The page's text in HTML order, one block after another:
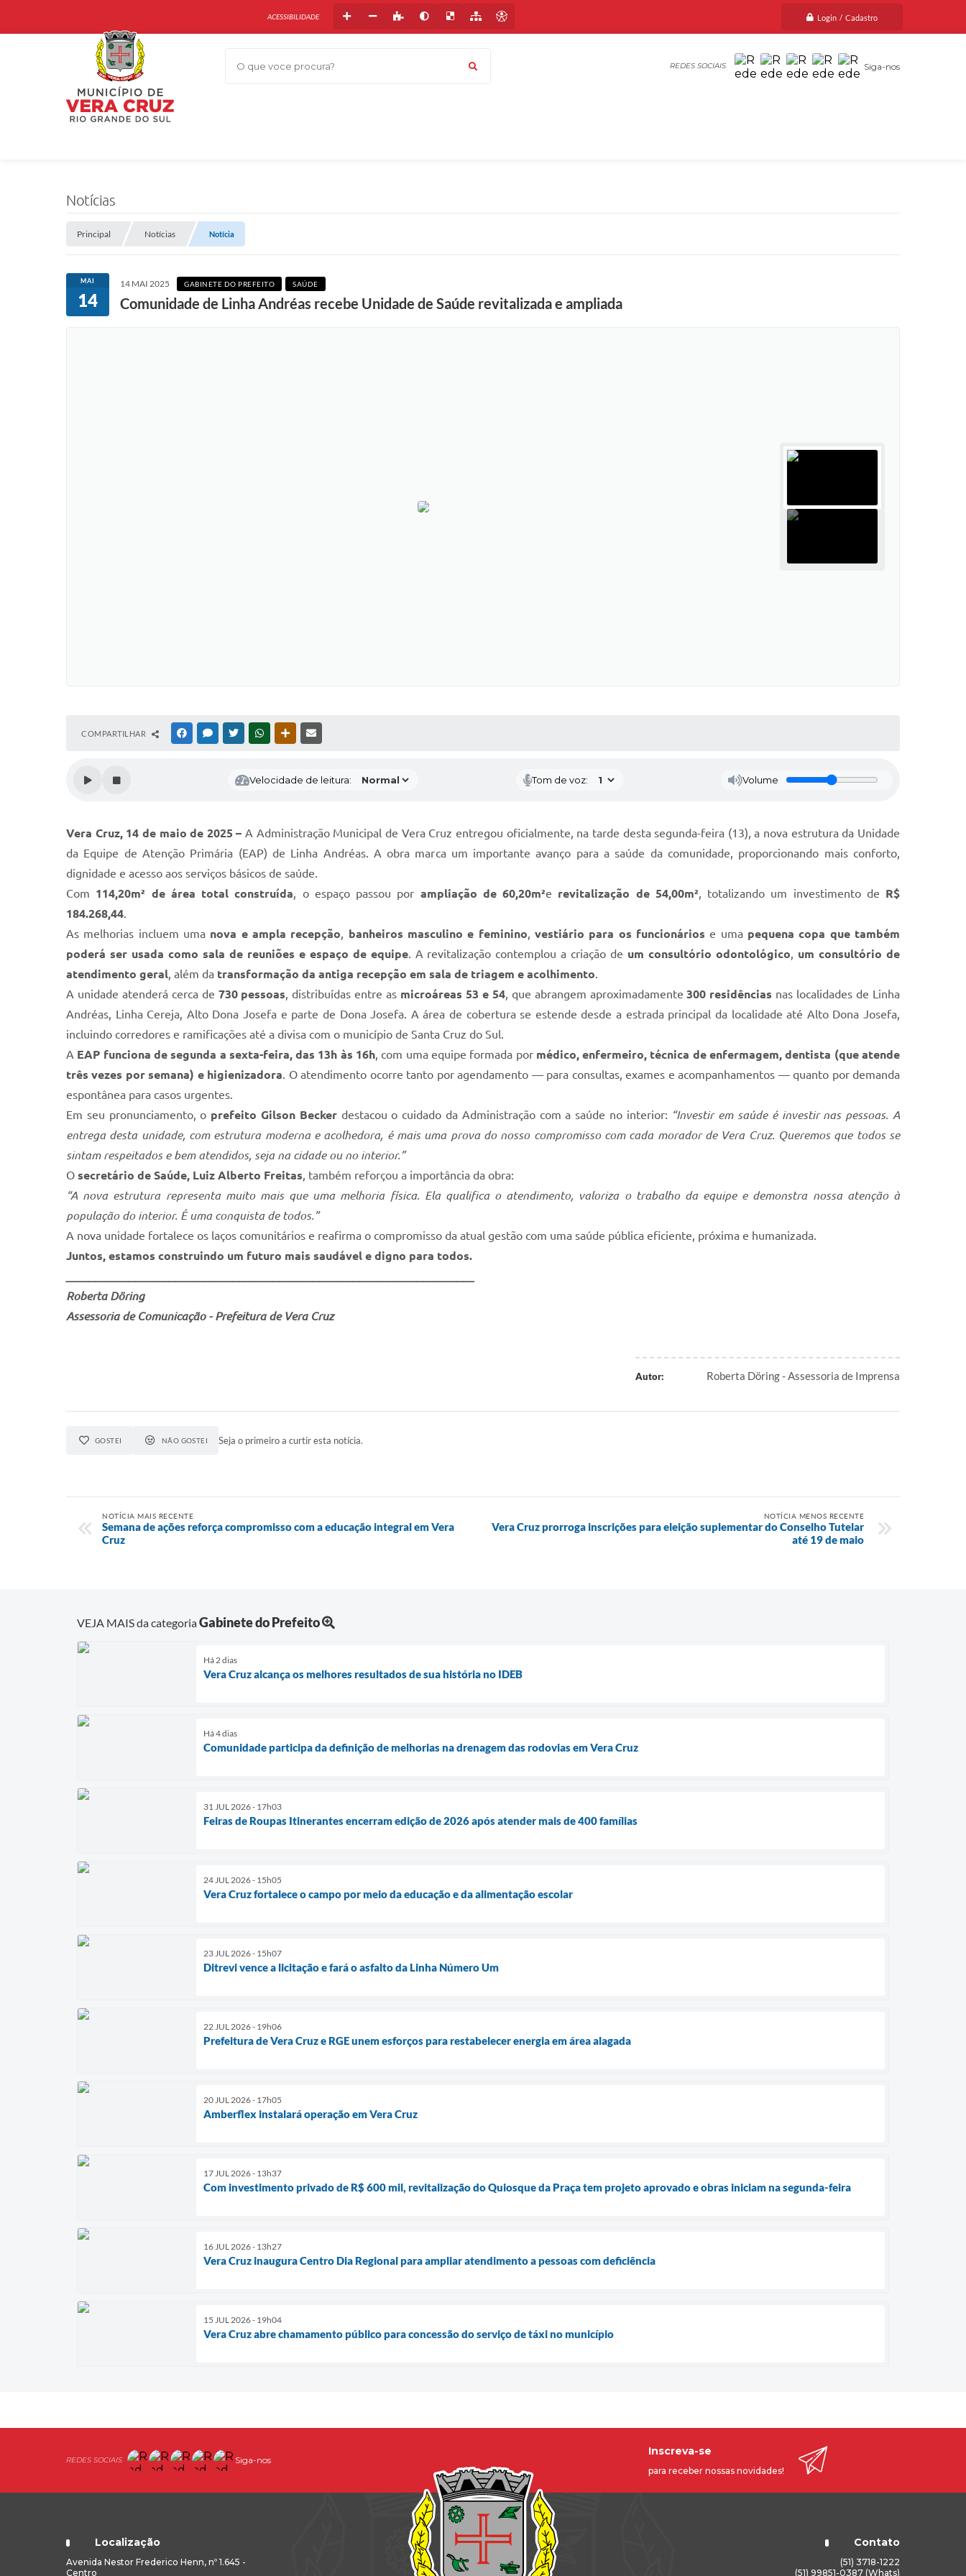
Login / Cadastro
O que voce procura? Siga-nos
ACESSIBILIDADE
Notícias
Principal Notícias Notícia
MAI
14
14 MAI 2025 GABINETE DO PREFEITO SAÚDE
Comunidade de Linha Andréas recebe Unidade de Saúde revitalizada e ampliada
COMPARTILHAR FACEBOOKMESSENGER
TWITTERWHATSAPPOUTRAS MÍDIAS
Velocidade de leitura: Tom de voz: Volume
Vera Cruz, 14 de maio de 2025 – A Administração Municipal de Vera Cruz entregou oficialmente, na tarde desta segunda-feira (13), a nova estrutura da Unidade
da Equipe de Atenção Primária (EAP) de Linha Andréas. A obra marca um importante avanço para a saúde da comunidade, proporcionando mais conforto,
dignidade e acesso aos serviços básicos de saúde.
Com 114,20m² de área total construída, o espaço passou por ampliação de 60,20m²e revitalização de 54,00m², totalizando um investimento de R$
184.268,44.
As melhorias incluem uma nova e ampla recepção, banheiros masculino e feminino,vestiário para os funcionários e uma pequena copa que também
poderá ser usada como sala de reuniões e espaço de equipe. A revitalização contemplou a criação de um consultório odontológico, um consultório de
atendimento geral, além da transformação da antiga recepção em sala de triagem e acolhimento.
A unidade atenderá cerca de 730 pessoas, distribuídas entre as microáreas 53 e 54, que abrangem aproximadamente300 residências nas localidades de Linha
Andréas, Linha Cereja, Alto Dona Josefa e parte de Dona Josefa. A área de cobertura se estende desde a estrada principal da localidade até Alto Dona Josefa,
incluindo corredores e ramificações até a divisa com o município de Santa Cruz do Sul.
A EAP funciona de segunda a sexta-feira, das 13h às 16h, com uma equipe formada por médico, enfermeiro, técnica de enfermagem, dentista (que atende
três vezes por semana) e higienizadora. O atendimento ocorre tanto por agendamento — para consultas, exames e acompanhamentos — quanto por demanda
espontânea para casos urgentes.
Em seu pronunciamento, o prefeito Gilson Beckerdestacou o cuidado da Administração com a saúde no interior: “Investir em saúde é investir nas pessoas. A
entrega desta unidade, com estrutura moderna e acolhedora, é mais uma prova do nosso compromisso com cada morador de Vera Cruz. Queremos que todos se
sintam respeitados e bem atendidos, seja na cidade ou no interior.”
O secretário de Saúde, Luiz Alberto Freitas, também reforçou a importância da obra:
“A nova estrutura representa muito mais que uma melhoria física. Ela qualifica o atendimento, valoriza o trabalho da equipe e demonstra nossa atenção à
população do interior. É uma conquista de todos.”
A nova unidade fortalece os laços comunitários e reafirma o compromisso da atual gestão com uma saúde pública eficiente, próxima e humanizada.
Juntos, estamos construindo um futuro mais saudável e digno para todos.
Roberta Döring
Assessoria de Comunicação - Prefeitura de Vera Cruz
Autor: Roberta Döring - Assessoria de Imprensa
GOSTEI NÃO GOSTEI Seja o primeiro a curtir esta notícia.
NOTÍCIA MAIS RECENTE
Semana de ações reforça compromisso com a educação integral em Vera
Cruz
NOTÍCIA MENOS RECENTE
Vera Cruz prorroga inscrições para eleição suplementar do Conselho Tutelar
até 19 de maio
VEJA MAIS da categoriaGabinete do Prefeito
Há 2 dias
Vera Cruz alcança os melhores resultados de sua história no IDEB
Há 4 dias
Comunidade participa da definição de melhorias na drenagem das rodovias em Vera Cruz
31 JUL 2026 - 17h03
Feiras de Roupas Itinerantes encerram edição de 2026 após atender mais de 400 famílias
24 JUL 2026 - 15h05
Vera Cruz fortalece o campo por meio da educação e da alimentação escolar
23 JUL 2026 - 15h07
Ditrevi vence a licitação e fará o asfalto da Linha Número Um
22 JUL 2026 - 19h06
Prefeitura de Vera Cruz e RGE unem esforços para restabelecer energia em área alagada
20 JUL 2026 - 17h05
Amberflex instalará operação em Vera Cruz
17 JUL 2026 - 13h37
Com investimento privado de R$ 600 mil, revitalização do Quiosque da Praça tem projeto aprovado e obras iniciam na segunda-feira
16 JUL 2026 - 13h27
Vera Cruz inaugura Centro Dia Regional para ampliar atendimento a pessoas com deficiência
15 JUL 2026 - 19h04
Vera Cruz abre chamamento público para concessão do serviço de táxi no município
Siga-nos
Localização
Avenida Nestor Frederico Henn, nº 1.645 -
Centro
Contato
(51) 3718-1222
(51) 99851-0387 (Whats)
Inscreva-se
para receber nossas novidades!